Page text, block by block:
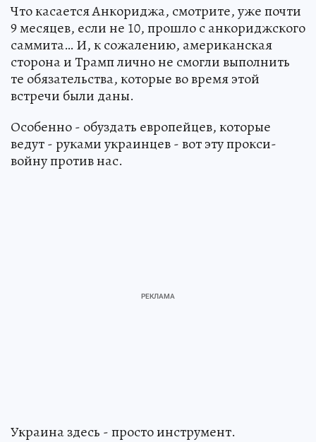
Что касается Анкориджа, смотрите, уже почти
9 месяцев, если не 10, прошло с анкориджского
саммита… И, к сожалению, американская
сторона и Трамп лично не смогли выполнить
те обязательства, которые во время этой
встречи были даны.
Особенно - обуздать европейцев, которые
ведут - руками украинцев - вот эту прокси-
войну против нас.
Украина здесь - просто инструмент.